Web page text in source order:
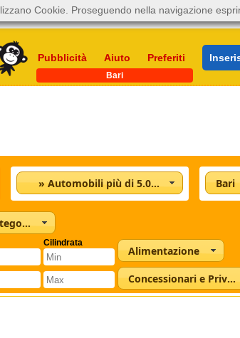
Pubblicità Aiuto Preferiti
Bari
» Automobili più di 5.001 Bari
Tutte le categorie
Cilindrata
Alimentazione
Concessionari e Privati
Cookie. Proseguendo nella navigazione